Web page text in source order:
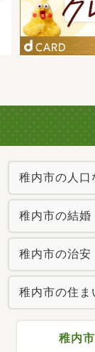
稚内市の人口
稚内市の結婚
稚内市の治安
稚内市の住ま
稚内